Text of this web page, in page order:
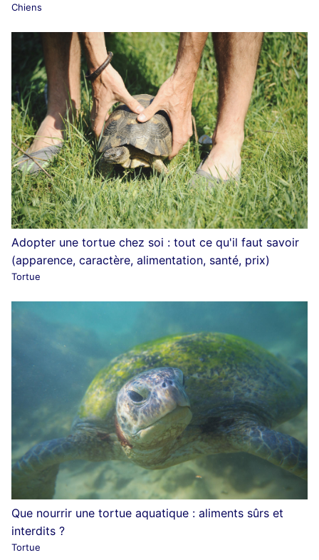
Chiens
Adopter une tortue chez soi : tout ce qu'il faut savoir
(apparence, caractère, alimentation, santé, prix)
Tortue
Que nourrir une tortue aquatique : aliments sûrs et
interdits ?
Tortue